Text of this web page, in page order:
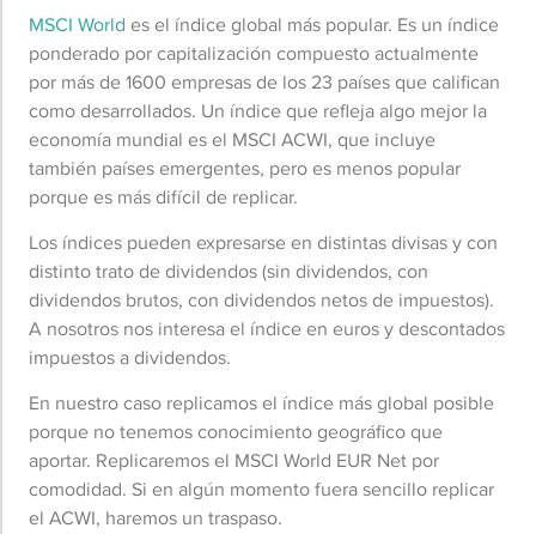
MSCI World es el índice global más popular. Es un índice
ponderado por capitalización compuesto actualmente
por más de 1600 empresas de los 23 países que califican
como desarrollados. Un índice que refleja algo mejor la
economía mundial es el MSCI ACWI, que incluye
también países emergentes, pero es menos popular
porque es más difícil de replicar.
Los índices pueden expresarse en distintas divisas y con
distinto trato de dividendos (sin dividendos, con
dividendos brutos, con dividendos netos de impuestos).
A nosotros nos interesa el índice en euros y descontados
impuestos a dividendos.
En nuestro caso replicamos el índice más global posible
porque no tenemos conocimiento geográfico que
aportar. Replicaremos el MSCI World EUR Net por
comodidad. Si en algún momento fuera sencillo replicar
el ACWI, haremos un traspaso.